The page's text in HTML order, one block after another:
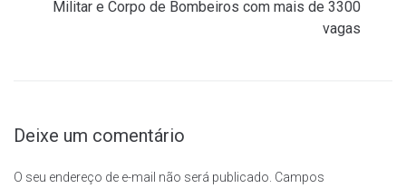
Militar e Corpo de Bombeiros com mais de 3300
vagas
Deixe um comentário
O seu endereço de e-mail não será publicado. Campos